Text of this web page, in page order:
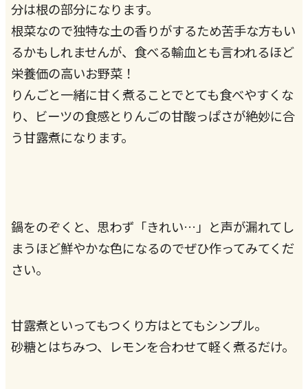
分は根の部分になります。
根菜なので独特な土の香りがするため苦手な方もい
るかもしれませんが、食べる輸血とも言われるほど
栄養価の高いお野菜！
りんごと一緒に甘く煮ることでとても食べやすくな
り、ビーツの食感とりんごの甘酸っぱさが絶妙に合
う甘露煮になります。
鍋をのぞくと、思わず「きれい…」と声が漏れてし
まうほど鮮やかな色になるのでぜひ作ってみてくだ
さい。
甘露煮といってもつくり方はとてもシンプル。
砂糖とはちみつ、レモンを合わせて軽く煮るだけ。